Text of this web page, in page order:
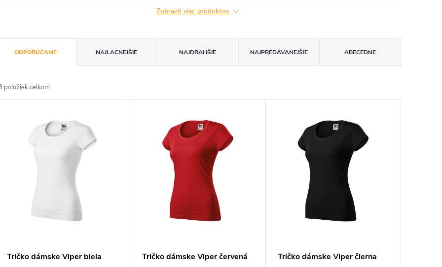
Zobraziť viac produktov
ODPORÚČAME NAJLACNEJŠIE NAJDRAHŠIE NAJPREDÁVANEJŠIE ABECEDNE
položiek celkom
Tričko dámske Viper biela Tričko dámske Viper červená Tričko dámske Viper čierna